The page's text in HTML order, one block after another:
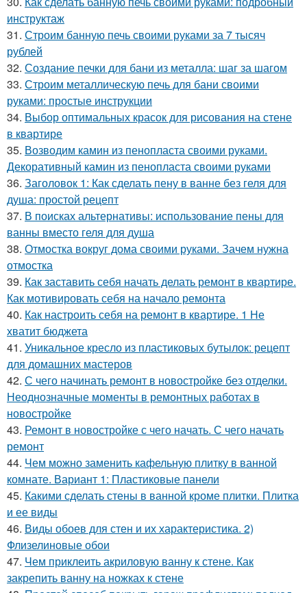
инструктаж
31. Строим банную печь своими руками за 7 тысяч
рублей
32. Создание печки для бани из металла: шаг за шагом
33. Строим металлическую печь для бани своими
руками: простые инструкции
34. Выбор оптимальных красок для рисования на стене
в квартире
35. Возводим камин из пенопласта своими руками.
Декоративный камин из пенопласта своими руками
36. Заголовок 1: Как сделать пену в ванне без геля для
душа: простой рецепт
37. В поисках альтернативы: использование пены для
ванны вместо геля для душа
38. Отмостка вокруг дома своими руками. Зачем нужна
отмостка
39. Как заставить себя начать делать ремонт в квартире.
Как мотивировать себя на начало ремонта
40. Как настроить себя на ремонт в квартире. 1 Не
хватит бюджета
41. Уникальное кресло из пластиковых бутылок: рецепт
для домашних мастеров
42. С чего начинать ремонт в новостройке без отделки.
Неоднозначные моменты в ремонтных работах в
новостройке
43. Ремонт в новостройке с чего начать. С чего начать
ремонт
44. Чем можно заменить кафельную плитку в ванной
комнате. Вариант 1: Пластиковые панели
45. Какими сделать стены в ванной кроме плитки. Плитка
и ее виды
46. Виды обоев для стен и их характеристика. 2)
Флизелиновые обои
47. Чем приклеить акриловую ванну к стене. Как
закрепить ванну на ножках к стене